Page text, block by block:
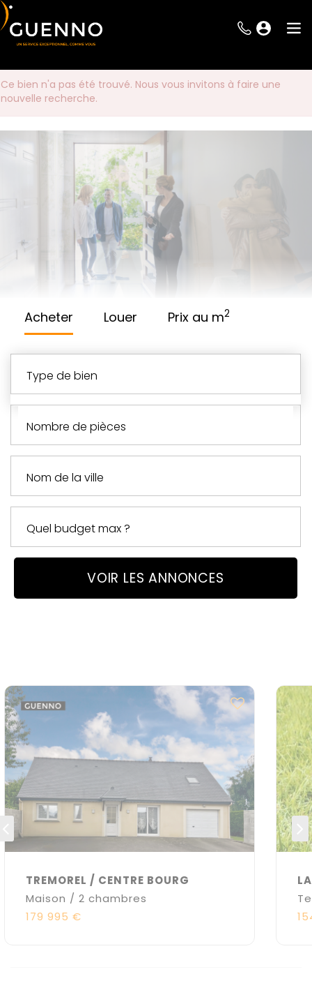
Ce bien n'a pas été trouvé. Nous vous invitons à faire une
nouvelle recherche.
Acheter Louer Prix au m2
type de bien
nombre de pièces
VOIR LES ANNONCES
TREMOREL / CENTRE BOURG
Maison / 2 chambres
179 995 €